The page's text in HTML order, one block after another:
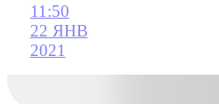
11:50
22 ЯНВ
2021